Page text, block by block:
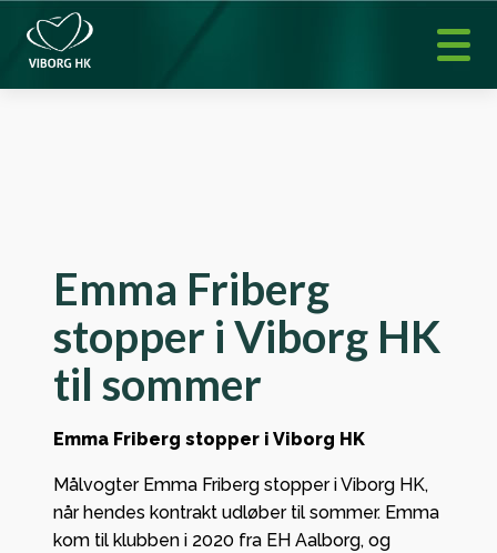
Emma Friberg
stopper i Viborg HK
til sommer
Emma Friberg stopper i Viborg HK
Målvogter Emma Friberg stopper i Viborg HK,
når hendes kontrakt udløber til sommer. Emma
kom til klubben i 2020 fra EH Aalborg, og